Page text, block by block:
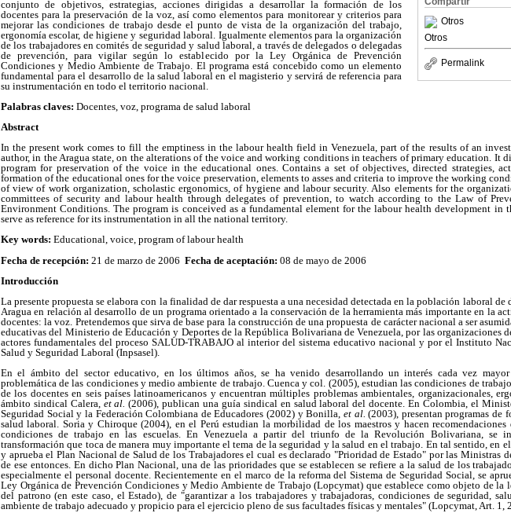
Otros
Otros
Permalink
conjunto de objetivos, estrategias, acciones dirigidas a desarrollar la formación de los
docentes para la preservación de la voz, así como elementos para monitorear y criterios para
mejorar las condiciones de trabajo desde el punto de vista de la organización del trabajo,
ergonomía escolar, de higiene y seguridad laboral. Igualmente elementos para la organización
de los trabajadores en comités de seguridad y salud laboral, a través de delegados o delegadas
de prevención, para vigilar según lo establecido por la Ley Orgánica de Prevención
Condiciones y Medio Ambiente de Trabajo. El programa está concebido como un elemento
fundamental para el desarrollo de la salud laboral en el magisterio y servirá de referencia para
su instrumentación en todo el territorio nacional.
Palabras claves: Docentes, voz, programa de salud laboral
Abstract
In the present work comes to fill the emptiness in the labour health field in Venezuela, part of the results of an
author, in the Aragua state, on the alterations of the voice and working conditions in teachers of primary education. It
program for preservation of the voice in the educational ones. Contains a set of objectives, directed strategies,
formation of the educational ones for the voice preservation, elements to asses and criteria to improve the working
of view of work organization, scholastic ergonomics, of hygiene and labour security. Also elements for the
committees of security and labour health through delegates of prevention, to watch according to the Law of
Environment Conditions. The program is conceived as a fundamental element for the labour health development in
serve as reference for its instrumentation in all the national territory.
Key words: Educational, voice, program of labour health
Fecha de recepción: 21 de marzo de 2006 Fecha de aceptación: 08 de mayo de 2006
Introducción
La presente propuesta se elabora con la finalidad de dar respuesta a una necesidad detectada en la población laboral de
Aragua en relación al desarrollo de un programa orientado a la conservación de la herramienta más importante en la
docentes: la voz. Pretendemos que sirva de base para la construcción de una propuesta de carácter nacional a ser
educativas del Ministerio de Educación y Deportes de la República Bolivariana de Venezuela, por las organizaciones
actores fundamentales del proceso SALUD-TRABAJO al interior del sistema educativo nacional y por el Instituto
Salud y Seguridad Laboral (Inpsasel).
En el ámbito del sector educativo, en los últimos años, se ha venido desarrollando un interés cada vez
problemática de las condiciones y medio ambiente de trabajo. Cuenca y col. (2005), estudian las condiciones de
de los docentes en seis países latinoamericanos y encuentran múltiples problemas ambientales, organizacionales,
ámbito sindical Calera, et al.(2006), publican una guía sindical en salud laboral del docente. En Colombia, el
Seguridad Social y la Federación Colombiana de Educadores (2002) y Bonilla, et al.(2003), presentan programas de
salud laboral. Soria y Chiroque (2004), en el Perú estudian la morbilidad de los maestros y hacen recomendaciones
condiciones de trabajo en las escuelas. En Venezuela a partir del triunfo de la Revolución Bolivariana, se
transformación que toca de manera muy importante el tema de la seguridad y la salud en el trabajo. En tal sentido, en
y aprueba el Plan Nacional de Salud de los Trabajadores el cual es declarado "Prioridad de Estado" por las Ministras
de ese entonces. En dicho Plan Nacional, una de las prioridades que se establecen se refiere a la salud de los
especialmente el personal docente. Recientemente en el marco de la reforma del Sistema de Seguridad Social, se
Ley Orgánica de Prevención Condiciones y Medio Ambiente de Trabajo (Lopcymat) que establece como objeto de la
del patrono (en este caso, el Estado), de "garantizar a los trabajadores y trabajadoras, condiciones de seguridad,
ambiente de trabajo adecuado y propicio para el ejercicio pleno de sus facultades físicas y mentales" (Lopcymat, Art. 1,